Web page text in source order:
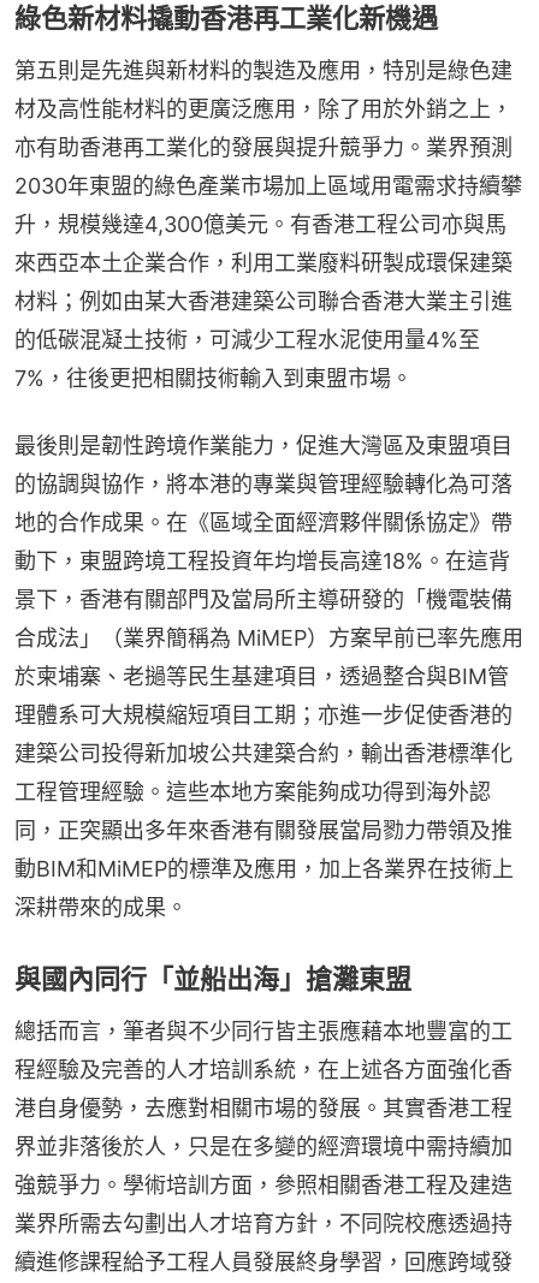
綠色新材料撬動香港再工業化新機遇
第五則是先進與新材料的製造及應用，特別是綠色建
材及高性能材料的更廣泛應用，除了用於外銷之上，
亦有助香港再工業化的發展與提升競爭力。業界預測
2030年東盟的綠色產業市場加上區域用電需求持續攀
升，規模幾達4,300億美元。有香港工程公司亦與馬
來西亞本土企業合作，利用工業廢料研製成環保建築
材料；例如由某大香港建築公司聯合香港大業主引進
的低碳混凝土技術，可減少工程水泥使用量4%至
7%，往後更把相關技術輸入到東盟市場。
最後則是韌性跨境作業能力，促進大灣區及東盟項目
的協調與協作，將本港的專業與管理經驗轉化為可落
地的合作成果。在《區域全面經濟夥伴關係協定》帶
動下，東盟跨境工程投資年均增長高達18%。在這背
景下，香港有關部門及當局所主導研發的「機電裝備
合成法」（業界簡稱為 MiMEP）方案早前已率先應用
於柬埔寨、老撾等民生基建項目，透過整合與BIM管
理體系可大規模縮短項目工期；亦進一步促使香港的
建築公司投得新加坡公共建築合約，輸出香港標準化
工程管理經驗。這些本地方案能夠成功得到海外認
同，正突顯出多年來香港有關發展當局勠力帶領及推
動BIM和MiMEP的標準及應用，加上各業界在技術上
深耕帶來的成果。
與國內同行「並船出海」搶灘東盟
總括而言，筆者與不少同行皆主張應藉本地豐富的工
程經驗及完善的人才培訓系統，在上述各方面強化香
港自身優勢，去應對相關市場的發展。其實香港工程
界並非落後於人，只是在多變的經濟環境中需持續加
強競爭力。學術培訓方面，參照相關香港工程及建造
業界所需去勾劃出人才培育方針，不同院校應透過持
續進修課程給予工程人員發展終身學習，回應跨域發